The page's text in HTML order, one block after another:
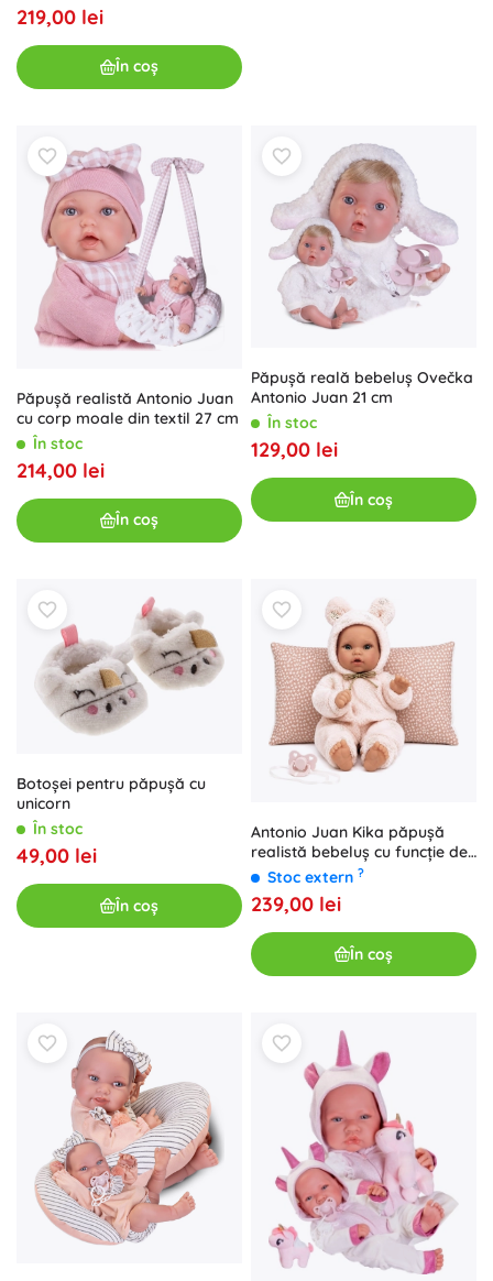
219,00 lei
În coș
Păpușă realistă Antonio Juan
cu corp moale din textil 27 cm
În stoc
214,00 lei
În coș
Păpușă reală bebeluș Ovečka
Antonio Juan 21 cm
În stoc
129,00 lei
În coș
Botoșei pentru păpușă cu
unicorn
În stoc
49,00 lei
În coș
Antonio Juan Kika păpușă
realistă bebeluș cu funcție de
mișcare 27 cm
Stoc extern ?
239,00 lei
În coș